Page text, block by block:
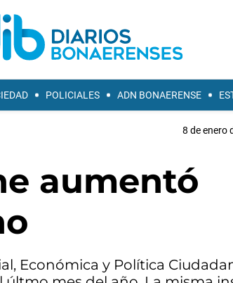
POLICIALES ADN BONAERENSE
8 de enero
aumentó
Económica y Política